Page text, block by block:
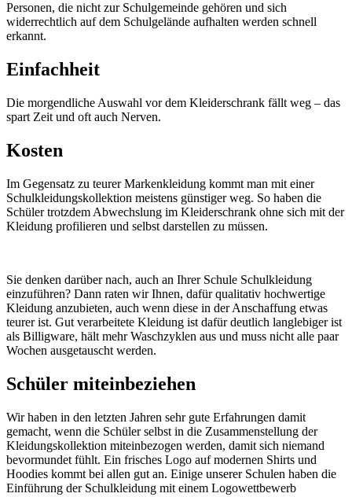
Personen, die nicht zur Schulgemeinde gehören und sich
widerrechtlich auf dem Schulgelände aufhalten werden schnell
erkannt.
Einfachheit
Die morgendliche Auswahl vor dem Kleiderschrank fällt weg – das
spart Zeit und oft auch Nerven.
Kosten
Im Gegensatz zu teurer Markenkleidung kommt man mit einer
Schulkleidungskollektion meistens günstiger weg. So haben die
Schüler trotzdem Abwechslung im Kleiderschrank ohne sich mit der
Kleidung profilieren und selbst darstellen zu müssen.
Sie denken darüber nach, auch an Ihrer Schule Schulkleidung
einzuführen? Dann raten wir Ihnen, dafür qualitativ hochwertige
Kleidung anzubieten, auch wenn diese in der Anschaffung etwas
teurer ist. Gut verarbeitete Kleidung ist dafür deutlich langlebiger ist
als Billigware, hält mehr Waschzyklen aus und muss nicht alle paar
Wochen ausgetauscht werden.
Schüler miteinbeziehen
Wir haben in den letzten Jahren sehr gute Erfahrungen damit
gemacht, wenn die Schüler selbst in die Zusammenstellung der
Kleidungskollektion miteinbezogen werden, damit sich niemand
bevormundet fühlt. Ein frisches Logo auf modernen Shirts und
Hoodies kommt bei allen gut an. Einige unserer Schulen haben die
Einführung der Schulkleidung mit einem Logowettbewerb